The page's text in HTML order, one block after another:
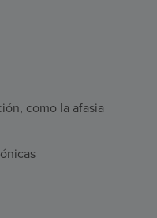
como la afasia